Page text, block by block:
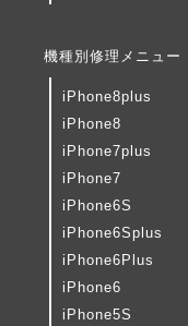
機種別修理メニュー
iPhone8plus
iPhone8
iPhone7plus
iPhone7
iPhone6S
iPhone6Splus
iPhone6Plus
iPhone6
iPhone5S